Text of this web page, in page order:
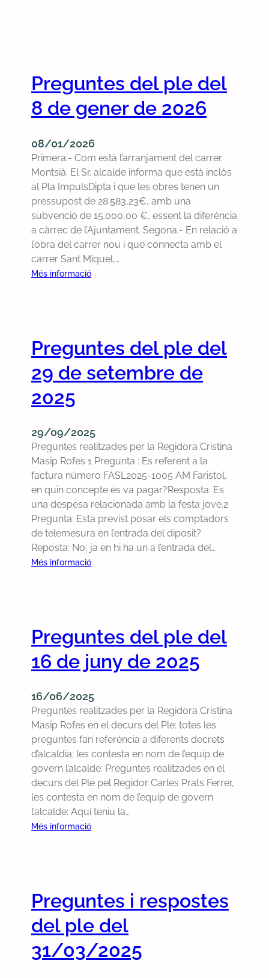
Preguntes del ple del
8 de gener de 2026
08/01/2026
Primera.- Com està l’arranjament del carrer
Montsià. El Sr. alcalde informa que està inclòs
al Pla ImpulsDipta i que les obres tenen un
pressupost de 28.583,23€, amb una
subvenció de 15.000,00 €, essent la diferència
a càrrec de l’Ajuntament. Segona.- En relació a
l’obra del carrer nou i que connecta amb el
carrer Sant Miquel,…
Més informació:
u
n
t
e
l
p
l
e
d
e
l
8
d
e
r
d
0
Preguntes del ple del
29 de setembre de
2025
29/09/2025
Preguntes realitzades per la Regidora Cristina
Masip Rofes 1 Pregunta : Es referent a la
factura número FASL2025-1005 AM Faristol,
en quin concepte és va pagar?Resposta: Es
una despesa relacionada amb la festa jove.2
Pregunta: Esta previst posar els comptadors
de telemesura en l’entrada del diposit?
Reposta: No, ja en hi ha un a l’entrada del…
Més informació:
u
n
t
d
e
e
t
e
m
Preguntes del ple del
16 de juny de 2025
16/06/2025
Preguntes realitzades per la Regidora Cristina
Masip Rofes en el decurs del Ple: totes les
preguntes fan referència a diferents decrets
d’alcaldia; les contesta en nom de l’equip de
govern l’alcalde: Preguntes realitzades en el
decurs del Ple pel Regidor Carles Prats Ferrer,
les contesta en nom de l’equip de govern
l’alcalde: Aquí teniu la…
Més informació:
u
n
t
s
Preguntes i respostes
del ple del
31/03/2025